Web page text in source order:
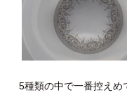
5種類の中で一番控えめ